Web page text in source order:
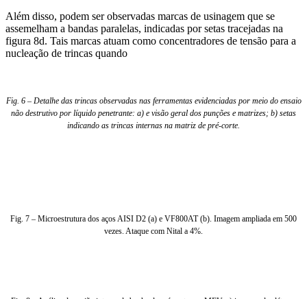
Além disso, podem ser observadas marcas de usinagem que se
assemelham a bandas paralelas, indicadas por setas tracejadas na
figura 8d. Tais marcas atuam como concentradores de tensão para a
nucleação de trincas quando
Fig. 6 – Detalhe das trincas observadas nas ferramentas evidenciadas por meio do ensaio
não destrutivo por líquido penetrante: a) e visão geral dos punções e matrizes; b) setas
indicando as trincas internas na matriz de pré-corte.
Fig. 7 – Microestrutura dos aços AISI D2 (a) e VF800AT (b). Imagem ampliada em 500
vezes. Ataque com Nital a 4%.